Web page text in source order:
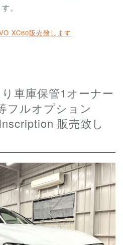
。
XC60販売致します
フルオプション
販売致し